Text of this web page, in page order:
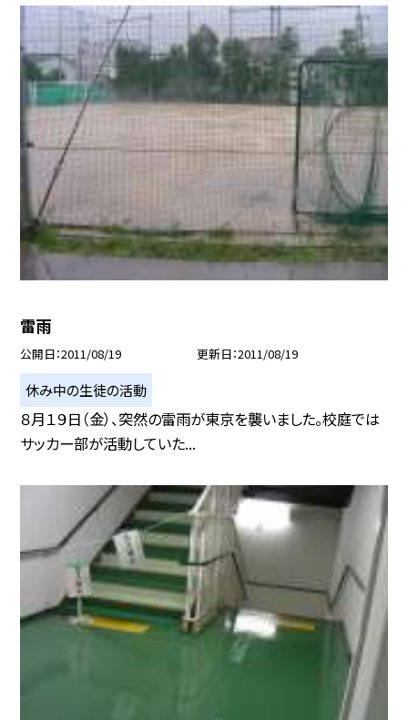
雷雨
公開日 2011/08/19 更新日 2011/08/19
休み中の生徒の活動
８月１９日（金）、突然の雷雨が東京を襲いました。校庭では
サッカー部が活動していた...